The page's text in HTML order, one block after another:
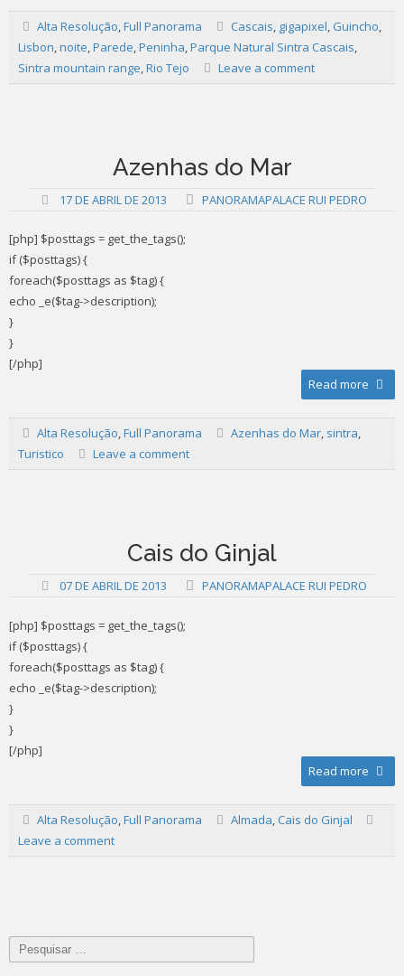
Alta Resolução ,Full Panorama Cascais gigapixel Guincho
Lisbon noite Parede Peninha Parque Natural Sintra Cascais
Sintra mountain range Rio Tejo Leave a comment
Azenhas do Mar
17 DE ABRIL DE 2013 PANORAMAPALACE RUI PEDRO
[php] $posttags = get_the_tags();
if ($posttags) {
foreach($posttags as $tag) {
echo _e($tag->description);
}
}
[/php]
Read more
Alta Resolução,Full Panorama Azenhas do Mar, sintra,
Turistico
Leave a comment
Cais do Ginjal
07 DE ABRIL DE 2013 PANORAMAPALACE RUI PEDRO
[php] $posttags = get_the_tags();
if ($posttags) {
foreach($posttags as $tag) {
echo _e($tag->description);
}
}
[/php]
Read more
Alta Resolução ,Full Panorama Almada Cais do Ginjal
Leave a comment
Posts
Pesquisar
por: